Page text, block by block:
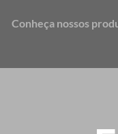
Conheça nossos